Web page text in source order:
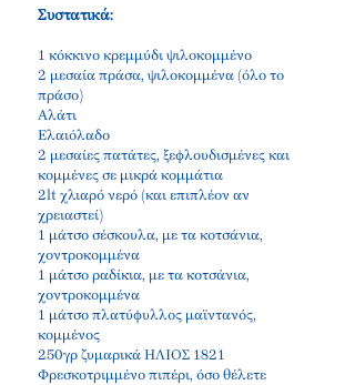
Συστατικά:
1 κόκκινο κρεμμύδι ψιλοκομμένο
2 μεσαία πράσα, ψιλοκομμένα (όλο το
πράσο)
Αλάτι
Ελαιόλαδο
2 μεσαίες πατάτες, ξεφλουδισμένες και
κομμένες σε μικρά κομμάτια
2lt χλιαρό νερό (και επιπλέον αν
χρειαστεί)
1 μάτσο σέσκουλα, με τα κοτσάνια,
χοντροκομμένα
1 μάτσο ραδίκια, με τα κοτσάνια,
χοντροκομμένα
1 μάτσο πλατύφυλλος μαϊντανός,
κομμένος
250γρ ζυμαρικά ΗΛΙΟΣ 1821
Φρεσκοτριμμένο πιπέρι, όσο θέλετε